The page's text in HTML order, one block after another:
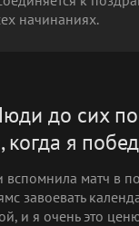
начинаниях.
до сих
я
вспомнила матч в
завоевать
и я очень это